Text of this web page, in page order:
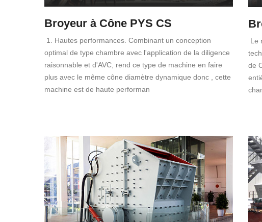
Broyeur à Cône PYS CS
1. Hautes performances. Combinant un conception
optimal de type chambre avec l'application de la diligence
raisonnable et d'AVC, rend ce type de machine en faire
plus avec le même cône diamètre dynamique donc , cette
machine est de haute performan
Le
de